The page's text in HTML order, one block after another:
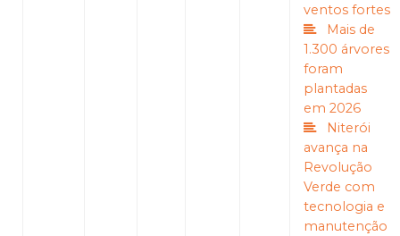
ventos fortes
Mais de
1.300 árvores
foram
plantadas
em 2026
Niterói
avança na
Revolução
Verde com
tecnologia e
manutenção